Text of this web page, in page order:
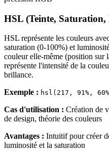
HSL (Teinte,
HSL représente les couleurs
saturation (0-100%) et
couleur elle-même (position sur
représente l'intensité de la
brillance.
Exemple : hsl(217, 91%,
Cas d'utilisation : Création de
de design, théorie des couleurs
Avantages : Intuitif pour créer
luminosité et la saturation